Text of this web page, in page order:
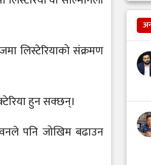
लिस्टेरियाको संक्रमण
हुन सक्छन्।
पनि जोखिम बढाउन